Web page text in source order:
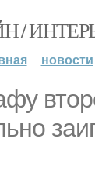
/
новости